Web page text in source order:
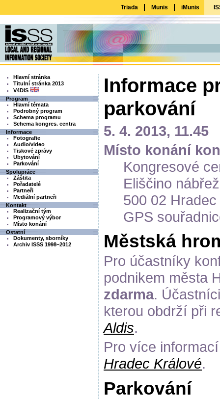
Triada Munis iMunis
Hlavní stránka
Titulní stránka 2013
V4DIS
Program
Hlavní témata
Podrobný program
Schema programu
Schema kongres. centra
Informace
Fotografie
Audio/video
Tiskové zprávy
Ubytování
Parkování
Spolupráce
Záštita
Pořadatelé
Partneři
Mediální partneři
Kontakt
Realizační tým
Programový výbor
Místo konání
Ostatní
Dokumenty, sborníky
Archiv ISSS 1998–2012
Informace
parkování
5. 4. 2013, 11.45
Místo konání
Kongresové
Eliščino
500 02
GPS
Městská
Pro účastníky
podnikem města
zdarma.
kterou obdrží při
Aldis.
Pro více
Hradec Králové.
Parkování